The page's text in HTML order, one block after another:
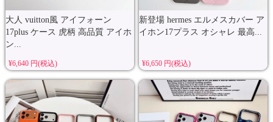
大人 vuitton風 アイフォーン
17plus ケース 虎柄 高品質 アイホ
ン...
¥6,640 円(税込)
新登場 hermes エルメスカバー ア
イホン17プラス オシャレ 最高...
¥6,650 円(税込)